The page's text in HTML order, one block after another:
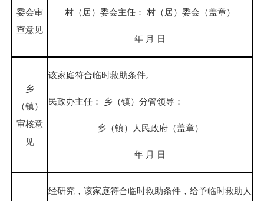
委会审
查意见
村（居）委会主任： 村（居）委会（盖章）
年 月 日
乡
（镇）
审核意
见
该家庭符合临时救助条件。
民政办主任： 乡（镇）分管领导：
乡（镇）人民政府（盖章）
年 月 日
经研究，该家庭符合临时救助条件，给予临时救助人